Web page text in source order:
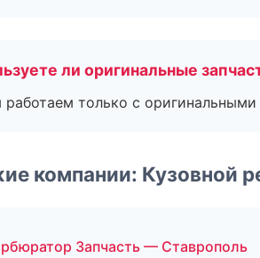
ли оригинальные
только с
компании: Кузовной
Запчасть — Ставрополь